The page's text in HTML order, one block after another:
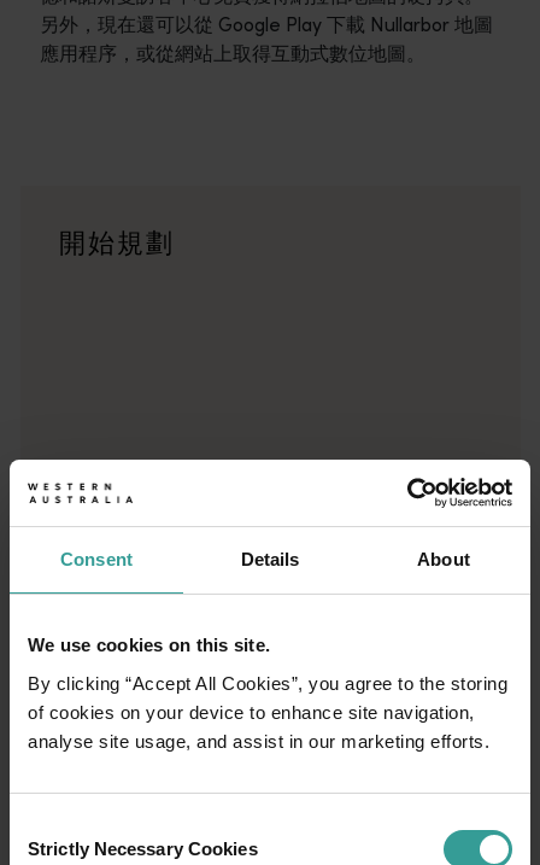
Consent Details About
We use cookies on this site.
By clicking “Accept All Cookies”, you agree to the storing
of cookies on your device to enhance site navigation,
analyse site usage, and assist in our marketing efforts.
Selection
Strictly Necessary Cookies
另外，現在還可以從 Google Play 下載 Nullarbor 地圖
應用程序，或從網站上取得互動式數位地圖。
<p>準備好探索西澳州了嗎？瀏覽一下這些位於西澳州各地的
開始規劃
01/03